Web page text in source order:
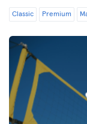
Classic Premium